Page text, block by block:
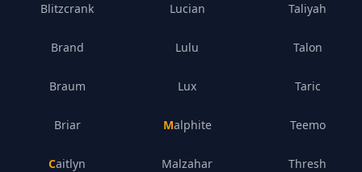
Blitzcrank
Brand
Braum
Briar
Caitlyn
Lucian
Lulu
Lux
Malphite
Malzahar
Taliyah
Talon
Taric
Teemo
Thresh